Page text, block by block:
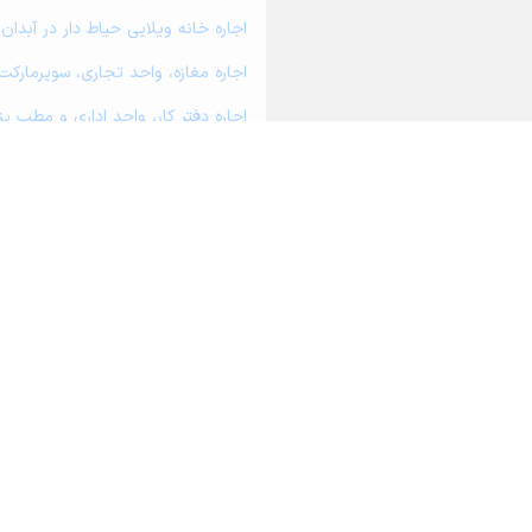
اجاره خانه ویلایی حیاط دار در آبدان
اجاره مغازه، واحد تجاری،
اجاره دفتر کار، واحد اداری و مطب